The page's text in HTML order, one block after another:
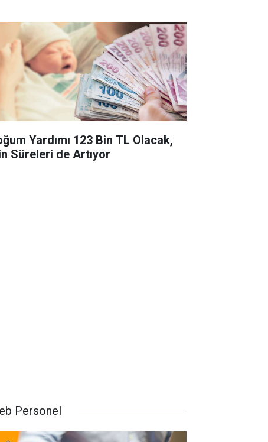
Yardımı 123 Bin TL Olacak,
Süreleri de Artıyor
Personel